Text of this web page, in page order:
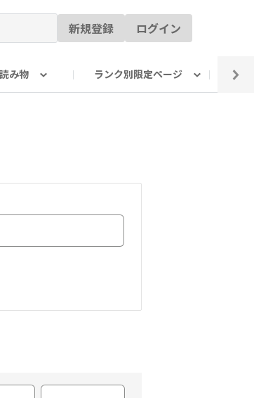
新規登録 ログイン
読み物 ランク別限定ページ